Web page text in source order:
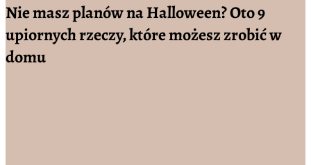
Nie masz planów na Halloween? Oto 9
upiornych rzeczy, które możesz zrobić w
domu